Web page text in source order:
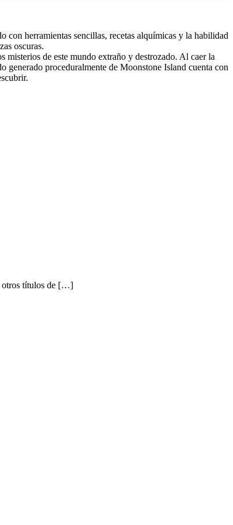
herramientas sencillas, recetas alquímicas y la habilidad
oscuras.
misterios de este mundo extraño y destrozado. Al caer la
generado proceduralmente de Moonstone Island cuenta con
otros títulos de […]